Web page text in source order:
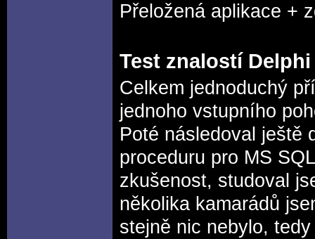
Přeložená aplikace +
Test znalostí Delphi
Celkem jednoduchý
jednoho vstupního
Poté následoval ještě
proceduru pro MS
zkušenost, studoval
několika kamarádů
stejně nic nebylo,